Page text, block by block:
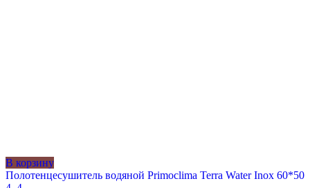
В корзину
Полотенцесушитель водяной Primoclima Terra Water Inox 60*50